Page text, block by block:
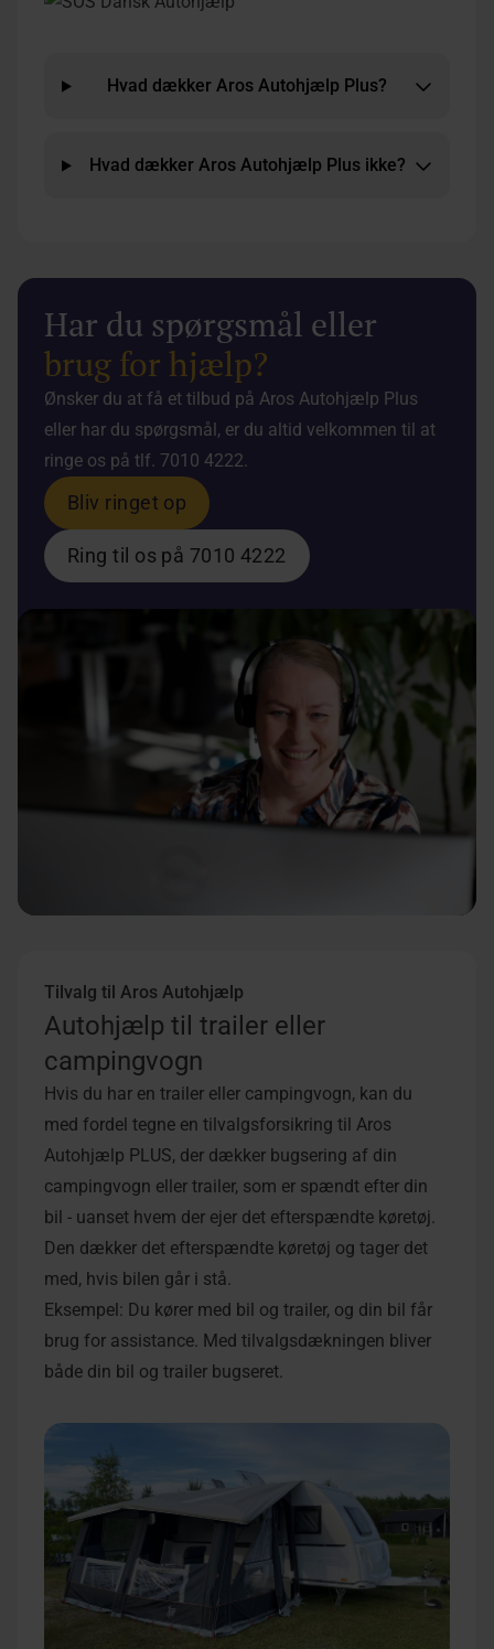
Hvad dækker Aros Autohjælp Plus?
Hvad dækker Aros Autohjælp Plus ikke?
Har du spørgsmål eller
brug for hjælp?
Ønsker du at få et tilbud på Aros Autohjælp Plus
eller har du spørgsmål, er du altid velkommen til at
ringe os på tlf. 7010 4222.
Bliv ringet op
Ring til os på 7010 4222
Tilvalg til Aros Autohjælp
Autohjælp til trailer eller
campingvogn
Hvis du har en trailer eller campingvogn, kan du
med fordel tegne en tilvalgsforsikring til Aros
Autohjælp PLUS, der dækker bugsering af din
campingvogn eller trailer, som er spændt efter din
bil - uanset hvem der ejer det efterspændte køretøj.
Den dækker det efterspændte køretøj og tager det
med, hvis bilen går i stå.
Eksempel: Du kører med bil og trailer, og din bil får
brug for assistance. Med tilvalgsdækningen bliver
både din bil og trailer bugseret.